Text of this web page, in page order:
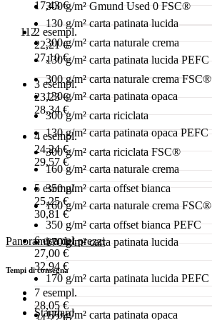
300 g/m² Gmund Used 0 FSC®
300 g/m² carta naturale crema
300 g/m² carta naturale crema FSC®
300 g/m² carta riciclata
300 g/m² carta riciclata FSC®
350 g/m² carta offset bianca
350 g/m² carta offset bianca PEFC
112
130 g/m² carta patinata lucida
130 g/m² carta patinata lucida PEFC
130 g/m² carta patinata opaca
130 g/m² carta patinata opaca PEFC
160 g/m² carta naturale crema
160 g/m² carta naturale crema FSC®
170 g/m² carta patinata lucida
170 g/m² carta patinata lucida PEFC
170 g/m² carta patinata opaca
17,43 €
2 esempl.
22,21 €
27,10 €
3 esempl.
23,23 €
28,34 €
4 esempl.
24,24 €
29,57 €
5 esempl.
25,25 €
30,81 €
6 esempl.
27,00 €
32,94 €
7 esempl.
28,05 €
Panoramica dei prezzi
Tempi di consegna
Standard